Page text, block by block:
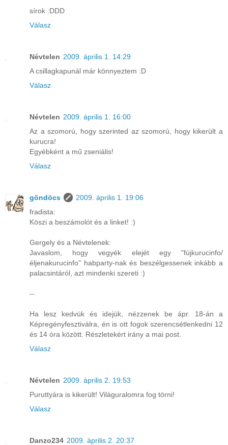
sírok :DDD
Válasz
Névtelen 2009. április 1. 14:29
A csillagkapunál már könnyeztem :D
Válasz
Névtelen 2009. április 1. 16:00
Az a szomorú, hogy szerinted az szomorú, hogy kikerült a
kurucra!
Egyébként a mű zseniális!
Válasz
göndöcs
2009. április 1. 19:06
fradista:
Köszi a beszámolót és a linket! :)
Gergely és a Névtelenek:
Javaslom, hogy vegyék elejét egy "fújkurucinfo/
éljenakurucinfo" habparty-nak és beszélgessenek inkább a
palacsintáról, azt mindenki szereti :)
--
Ha lesz kedvük és idejük, nézzenek be ápr. 18-án a
Képregényfesztiválra, én is ott fogok szerencsétlenkedni 12
és 14 óra között. Részletekért irány a mai post.
Válasz
Névtelen 2009. április 2. 19:53
Puruttyára is kikerült! Világuralomra fog törni!
Válasz
Danzo234 2009. április 2. 20:37